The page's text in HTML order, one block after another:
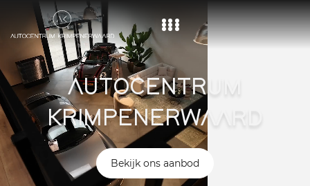
Home
Aanbod
Diensten
Over ons
Vacature
AUTOCENTRUM
KRIMPENERWAARD
Bekijk ons aanbod